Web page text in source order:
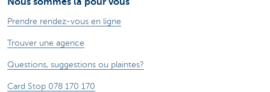
Prendre rendez-vous en ligne
Trouver une agence
Questions, suggestions ou plaintes?
Card Stop 078 170 170